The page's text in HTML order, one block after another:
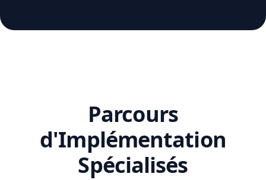
Parcours
d'Implémentation
Spécialisés